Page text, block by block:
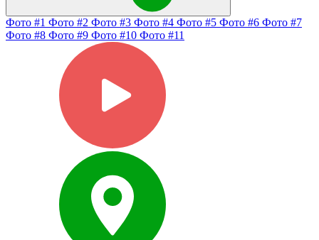
Фото #1 Фото #2 Фото #3 Фото #4 Фото #5 Фото #6 Фото #7
Фото #8 Фото #9 Фото #10 Фото #11